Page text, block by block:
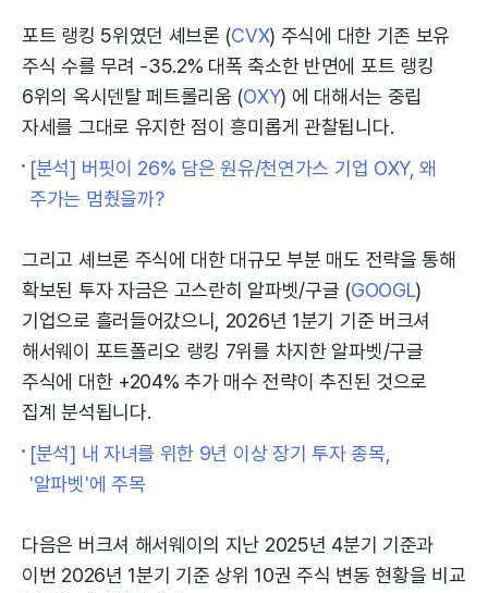
포트 랭킹 5위였던 셰브론 (CVX) 주식에 대한 기존 보유
주식 수를 무려 -35.2% 대폭 축소한 반면에 포트 랭킹
6위의 옥시덴탈 페트롤리움 (OXY) 에 대해서는 중립
자세를 그대로 유지한 점이 흥미롭게 관찰됩니다.
[분석] 버핏이 26% 담은 원유/천연가스 기업 OXY, 왜
주가는 멈췄을까?
그리고 셰브론 주식에 대한 대규모 부분 매도 전략을 통해
확보된 투자 자금은 고스란히 알파벳/구글 (GOOGL)
기업으로 흘러들어갔으니, 2026년 1분기 기준 버크셔
해서웨이 포트폴리오 랭킹 7위를 차지한 알파벳/구글
주식에 대한 +204% 추가 매수 전략이 추진된 것으로
집계 분석됩니다.
[분석] 내 자녀를 위한 9년 이상 장기 투자 종목,
'알파벳'에 주목
다음은 버크셔 해서웨이의 지난 2025년 4분기 기준과
이번 2026년 1분기 기준 상위 10권 주식 변동 현황을 비교